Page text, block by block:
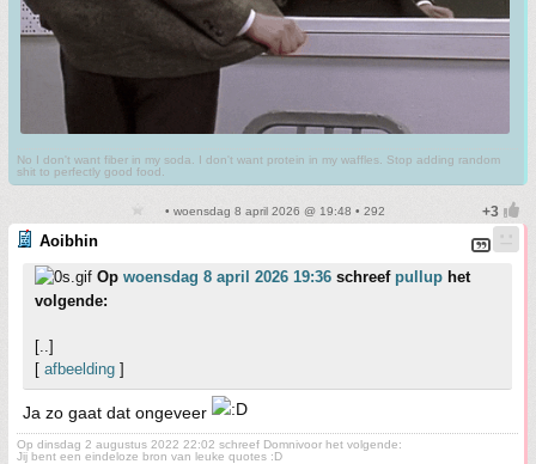
No I don't want fiber in my soda. I don't want protein in my waffles. Stop adding random
shit to perfectly good food.
• woensdag 8 april 2026 @ 19:48 • 292
Aoibhin
Op woensdag 8 april 2026 19:36 schreef pullup het
volgende:
[..]
[ afbeelding ]
Ja zo gaat dat ongeveer
Op dinsdag 2 augustus 2022 22:02 schreef Domnivoor het volgende:
Jij bent een eindeloze bron van leuke quotes :D